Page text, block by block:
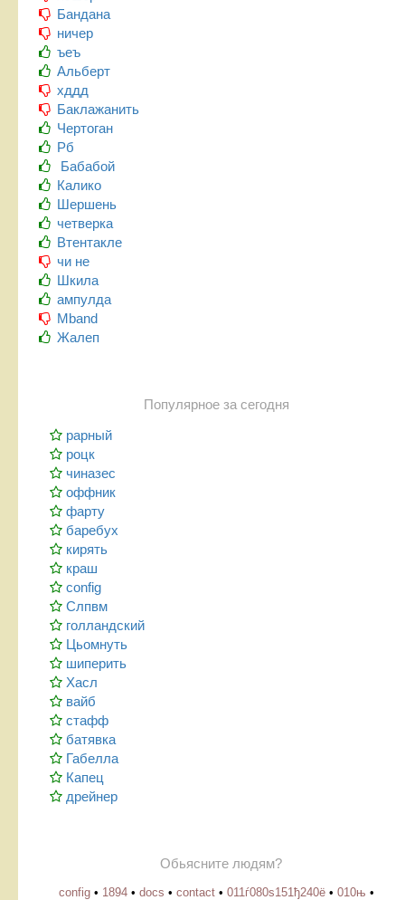
Бандана
ничер
ъеъ
Альберт
хддд
Баклажанить
Чертоган
Рб
Бабабой
Калико
Шершень
четверка
Втентакле
чи не
Шкила
ампулда
Mband
Жалеп
Популярное за сегодня
рарный
роцк
чиназес
оффник
фарту
баребух
кирять
краш
config
Слпвм
голландский
Цьомнуть
шиперить
Хасл
вайб
стафф
батявка
Габелла
Капец
дрейнер
Обьясните людям?
config • 1894 • docs • contact • 011ѓ080ѕ151ђ240ё • 010њ •